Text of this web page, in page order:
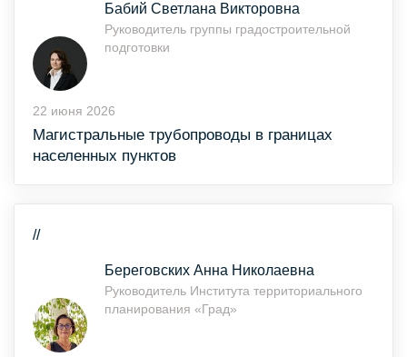
Бабий Светлана Викторовна
Руководитель группы градостроительной
подготовки
22 июня 2026
Магистральные трубопроводы в границах
населенных пунктов
//
Береговских Анна Николаевна
Руководитель Института территориального
планирования «Град»